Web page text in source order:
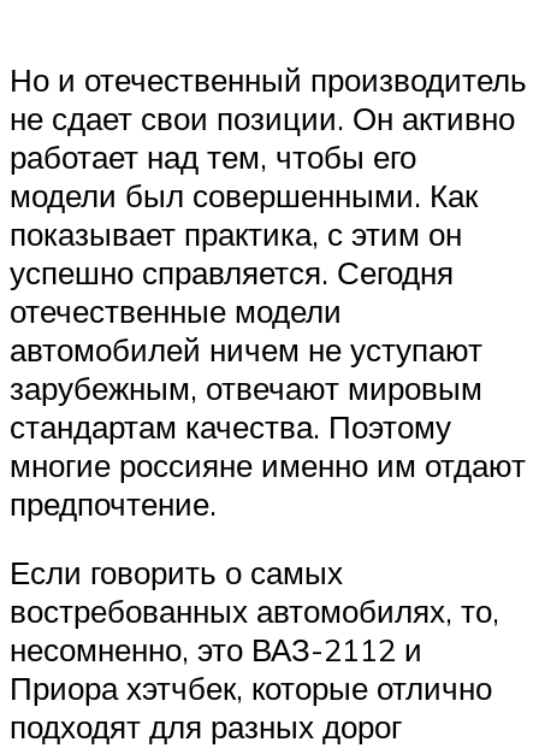
Но и отечественный производитель
не сдает свои позиции. Он активно
работает над тем, чтобы его
модели был совершенными. Как
показывает практика, с этим он
успешно справляется. Сегодня
отечественные модели
автомобилей ничем не уступают
зарубежным, отвечают мировым
стандартам качества. Поэтому
многие россияне именно им отдают
предпочтение.
Если говорить о самых
востребованных автомобилях, то,
несомненно, это ВАЗ-2112 и
Приора хэтчбек, которые отлично
подходят для разных дорог